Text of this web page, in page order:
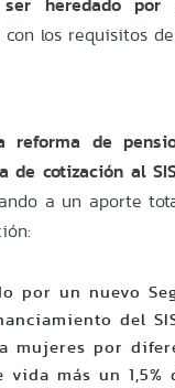
los requisitos
reforma de
de cotización al
a un aporte
por un nuevo
del
mujeres por
vida más un 1,5%